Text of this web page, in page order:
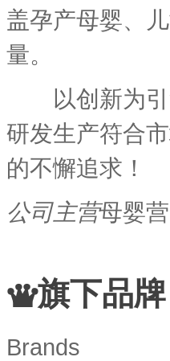
盖孕产母婴、
量。
以创新为引
研发生产符合
的不懈追求！
公司主营母婴
旗下品牌
Brands